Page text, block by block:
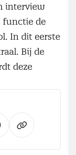
interview
functie de
In dit eerste
Bij de
deze